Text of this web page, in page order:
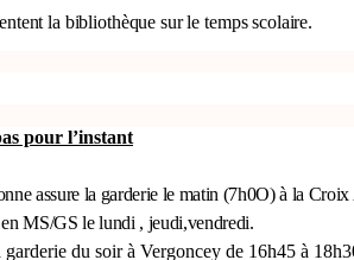
la bibliothèque sur le temps scolaire.
pour l’instant
assure la garderie le matin (7h0O) à la
MS/GS le lundi , jeudi,vendredi.
du soir à Vergoncey de 16h45 à